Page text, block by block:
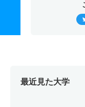
最近見た大学